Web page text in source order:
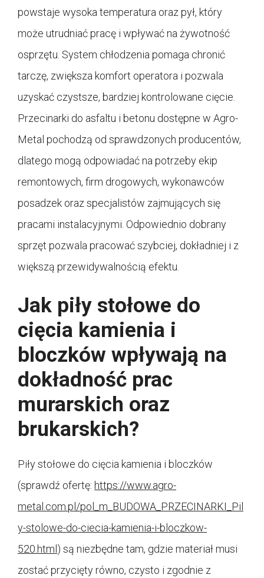
powstaje wysoka temperatura oraz pył, który
może utrudniać pracę i wpływać na żywotność
osprzętu. System chłodzenia pomaga chronić
tarczę, zwiększa komfort operatora i pozwala
uzyskać czystsze, bardziej kontrolowane cięcie.
Przecinarki do asfaltu i betonu dostępne w Agro-
Metal pochodzą od sprawdzonych producentów,
dlatego mogą odpowiadać na potrzeby ekip
remontowych, firm drogowych, wykonawców
posadzek oraz specjalistów zajmujących się
pracami instalacyjnymi. Odpowiednio dobrany
sprzęt pozwala pracować szybciej, dokładniej i z
większą przewidywalnością efektu.
Jak piły stołowe do
cięcia kamienia i
bloczków wpływają na
dokładność prac
murarskich oraz
brukarskich?
Piły stołowe do cięcia kamienia i bloczków
(sprawdź ofertę: https://www.agro-
metal.com.pl/pol_m_BUDOWA_PRZECINARKI_Pil
y-stolowe-do-ciecia-kamienia-i-bloczkow-
520.html) są niezbędne tam, gdzie materiał musi
zostać przycięty równo, czysto i zgodnie z